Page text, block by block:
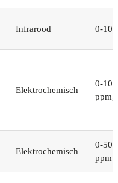
Infrarood 0-
Elektrochemisch
0-
ppm,
Elektrochemisch
0-
ppm